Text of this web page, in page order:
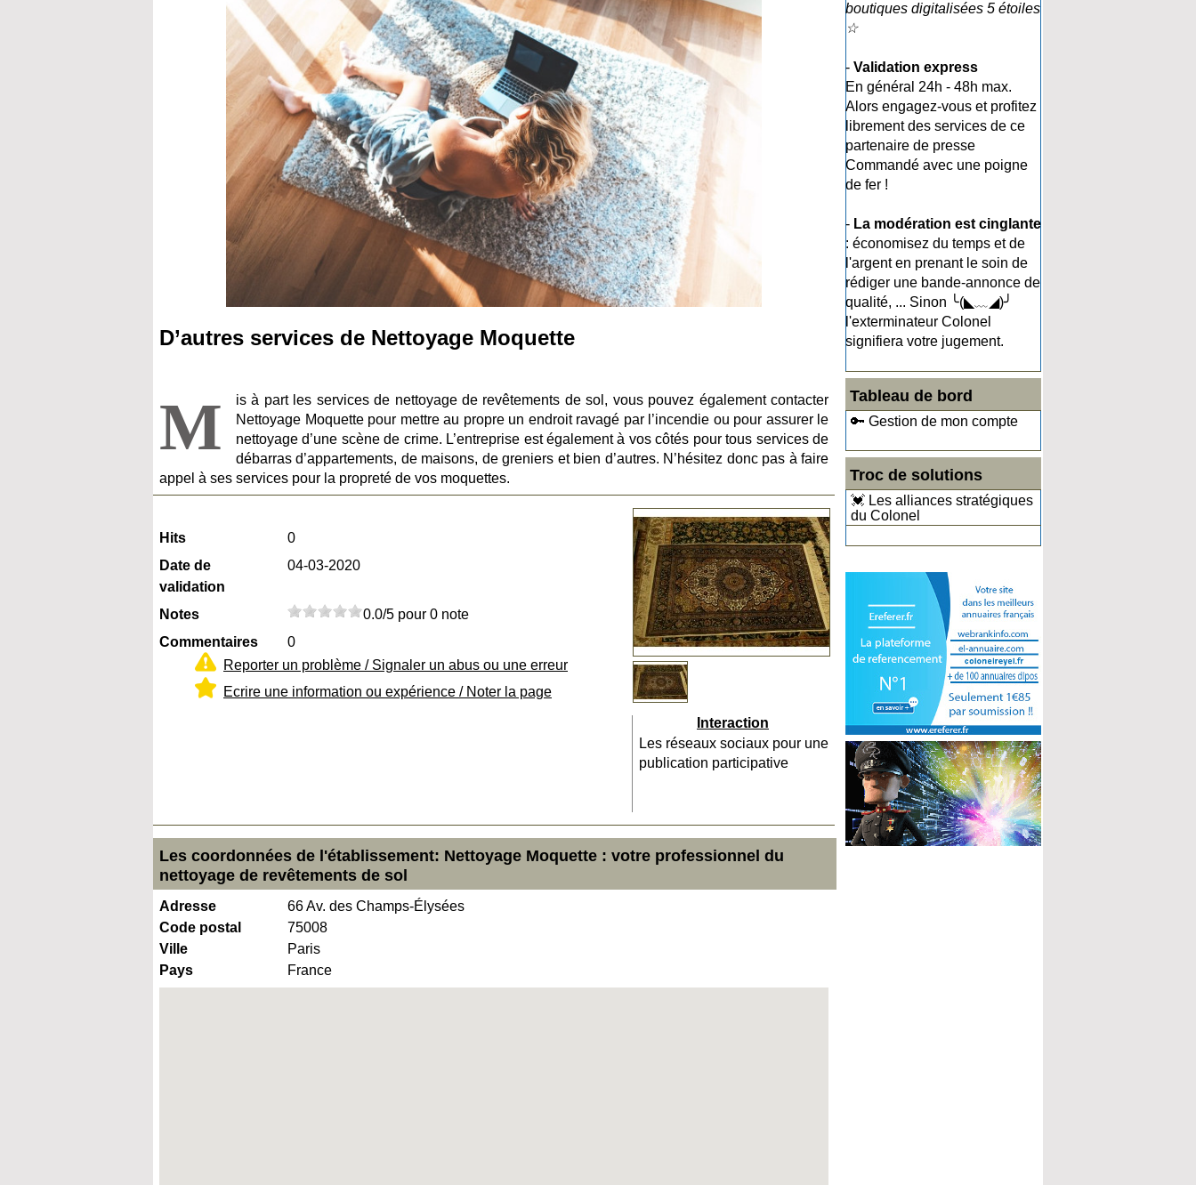
boutiques digitalisées 5 étoiles
☆
- Validation express
En général 24h - 48h max.
Alors engagez-vous et profitez
librement des services de ce
partenaire de presse
Commandé avec une poigne
de fer !
- La modération est cinglante
: économisez du temps et de
l'argent en prenant le soin de
rédiger une bande-annonce de
qualité, ... Sinon ╰(◣﹏◢)╯
l'exterminateur Colonel
signifiera votre jugement.
Tableau de bord
🔑 Gestion de mon compte
Troc de solutions
💓 Les alliances stratégiques
du Colonel
D’autres services de Nettoyage Moquette
M
is à part les services de nettoyage de revêtements de sol, vous pouvez également contacter
Nettoyage Moquette pour mettre au propre un endroit ravagé par l’incendie ou pour assurer le
nettoyage d’une scène de crime. L’entreprise est également à vos côtés pour tous services de
débarras d’appartements, de maisons, de greniers et bien d’autres. N’hésitez donc pas à faire
appel à ses services pour la propreté de vos moquettes.
Hits
0
Date de
validation
04-03-2020
Notes
0.0/5 pour 0 note
Commentaires
0
Reporter un problème / Signaler un abus ou une erreur
Ecrire une information ou expérience / Noter la page
Interaction
Les réseaux sociaux pour une
publication participative
Les coordonnées de l'établissement: Nettoyage Moquette : votre professionnel du
nettoyage de revêtements de sol
Adresse
66 Av. des Champs-Élysées
Code postal
75008
Ville
Paris
Pays
France